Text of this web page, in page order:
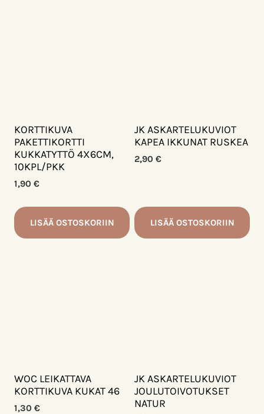
KORTTIKUVA
PAKETTIKORTTI
KUKKATYTTÖ 4X6CM,
10KPL/PKK
1,90 €
LISÄÄ OSTOSKORIIN
JK ASKARTELUKUVIOT
KAPEA IKKUNAT RUSKEA
2,90 €
LISÄÄ OSTOSKORIIN
WOC LEIKATTAVA
KORTTIKUVA KUKAT 46
1,30 €
JK ASKARTELUKUVIOT
JOULUTOIVOTUKSET
NATUR